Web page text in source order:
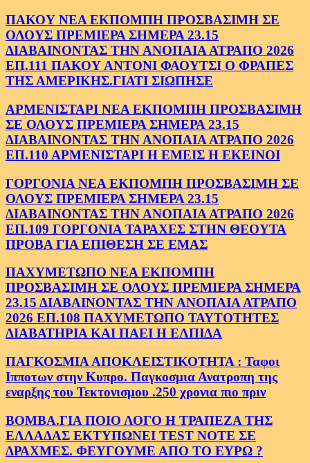
ΠΑΚΟΥ ΝΕΑ ΕΚΠΟΜΠΗ ΠΡΟΣΒΑΣΙΜΗ ΣΕ
ΟΛΟΥΣ ΠΡΕΜΙΕΡΑ ΣΗΜΕΡΑ 23.15
ΔΙΑΒΑΙΝΟΝΤΑΣ ΤΗΝ ΑΝΟΠΑΙΑ ΑΤΡΑΠΟ 2026
ΕΠ.111 ΠΑΚΟΥ ΑΝΤΟΝΙ ΦΑΟΥΤΣΙ Ο ΦΡΑΠΕΣ
ΤΗΣ ΑΜΕΡΙΚΗΣ.ΓΙΑΤΙ ΣΙΩΠΗΣΕ
ΑΡΜΕΝΙΣΤΑΡΙ ΝΕΑ ΕΚΠΟΜΠΗ ΠΡΟΣΒΑΣΙΜΗ
ΣΕ ΟΛΟΥΣ ΠΡΕΜΙΕΡΑ ΣΗΜΕΡΑ 23.15
ΔΙΑΒΑΙΝΟΝΤΑΣ ΤΗΝ ΑΝΟΠΑΙΑ ΑΤΡΑΠΟ 2026
ΕΠ.110 ΑΡΜΕΝΙΣΤΑΡΙ Η ΕΜΕΙΣ Η ΕΚΕΙΝΟΙ
ΓΟΡΓΟΝΙΑ ΝΕΑ ΕΚΠΟΜΠΗ ΠΡΟΣΒΑΣΙΜΗ ΣΕ
ΟΛΟΥΣ ΠΡΕΜΙΕΡΑ ΣΗΜΕΡΑ 23.15
ΔΙΑΒΑΙΝΟΝΤΑΣ ΤΗΝ ΑΝΟΠΑΙΑ ΑΤΡΑΠΟ 2026
ΕΠ.109 ΓΟΡΓΟΝΙΑ ΤΑΡΑΧΕΣ ΣΤΗΝ ΘΕΟΥΤΑ
ΠΡΟΒΑ ΓΙΑ ΕΠΙΘΕΣΗ ΣΕ ΕΜΑΣ
ΠΑΧΥΜΕΤΩΠΟ ΝΕΑ ΕΚΠΟΜΠΗ
ΠΡΟΣΒΑΣΙΜΗ ΣΕ ΟΛΟΥΣ ΠΡΕΜΙΕΡΑ ΣΗΜΕΡΑ
23.15 ΔΙΑΒΑΙΝΟΝΤΑΣ ΤΗΝ ΑΝΟΠΑΙΑ ΑΤΡΑΠΟ
2026 ΕΠ.108 ΠΑΧΥΜΕΤΩΠΟ ΤΑΥΤΟΤΗΤΕΣ
ΔΙΑΒΑΤΗΡΙΑ ΚΑΙ ΠΑΕΙ Η ΕΛΠΙΔΑ
ΠΑΓΚΟΣΜΙΑ ΑΠΟΚΛΕΙΣΤΙΚΟΤΗΤΑ : Ταφοι
Ιπποτων στην Κυπρο. Παγκοσμια Ανατροπη της
εναρξης του Τεκτονισμου .250 χρονια πιο πριν
ΒΟΜΒΑ.ΓΙΑ ΠΟΙΟ ΛΟΓΟ Η ΤΡΑΠΕΖΑ ΤΗΣ
ΕΛΛΑΔΑΣ ΕΚΤΥΠΩΝΕΙ TEST NOTE ΣΕ
ΔΡΑΧΜΕΣ. ΦΕΥΓΟΥΜΕ ΑΠΟ ΤΟ ΕΥΡΩ ?